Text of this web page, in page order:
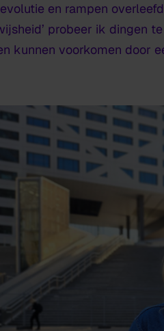
en rampen
probeer ik dingen
kunnen voorkomen door